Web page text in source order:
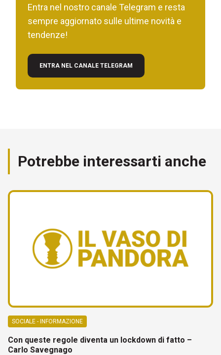
Entra nel nostro canale Telegram e resta
sempre aggiornato sulle ultime novità e
tendenze!
ENTRA NEL CANALE TELEGRAM
Potrebbe interessarti anche
SOCIALE - INFORMAZIONE
Con queste regole diventa un lockdown di fatto –
Carlo Savegnago